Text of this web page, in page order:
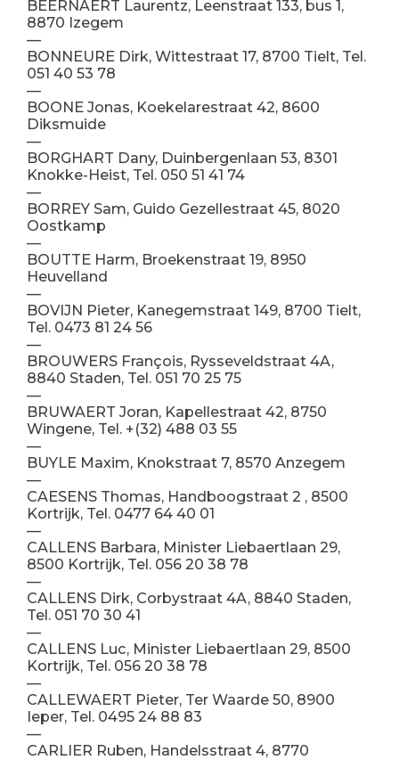
BEERNAERT Laurentz, Leenstraat 133, bus 1,
8870 Izegem
—
BONNEURE Dirk, Wittestraat 17, 8700 Tielt, Tel.
051 40 53 78
—
BOONE Jonas, Koekelarestraat 42, 8600
Diksmuide
—
BORGHART Dany, Duinbergenlaan 53, 8301
Knokke-Heist, Tel. 050 51 41 74
—
BORREY Sam, Guido Gezellestraat 45, 8020
Oostkamp
—
BOUTTE Harm, Broekenstraat 19, 8950
Heuvelland
—
BOVIJN Pieter, Kanegemstraat 149, 8700 Tielt,
Tel. 0473 81 24 56
—
BROUWERS François, Rysseveldstraat 4A,
8840 Staden, Tel. 051 70 25 75
—
BRUWAERT Joran, Kapellestraat 42, 8750
Wingene, Tel. +(32) 488 03 55
—
BUYLE Maxim, Knokstraat 7, 8570 Anzegem
—
CAESENS Thomas, Handboogstraat 2 , 8500
Kortrijk, Tel. 0477 64 40 01
—
CALLENS Barbara, Minister Liebaertlaan 29,
8500 Kortrijk, Tel. 056 20 38 78
—
CALLENS Dirk, Corbystraat 4A, 8840 Staden,
Tel. 051 70 30 41
—
CALLENS Luc, Minister Liebaertlaan 29, 8500
Kortrijk, Tel. 056 20 38 78
—
CALLEWAERT Pieter, Ter Waarde 50, 8900
Ieper, Tel. 0495 24 88 83
—
CARLIER Ruben, Handelsstraat 4, 8770